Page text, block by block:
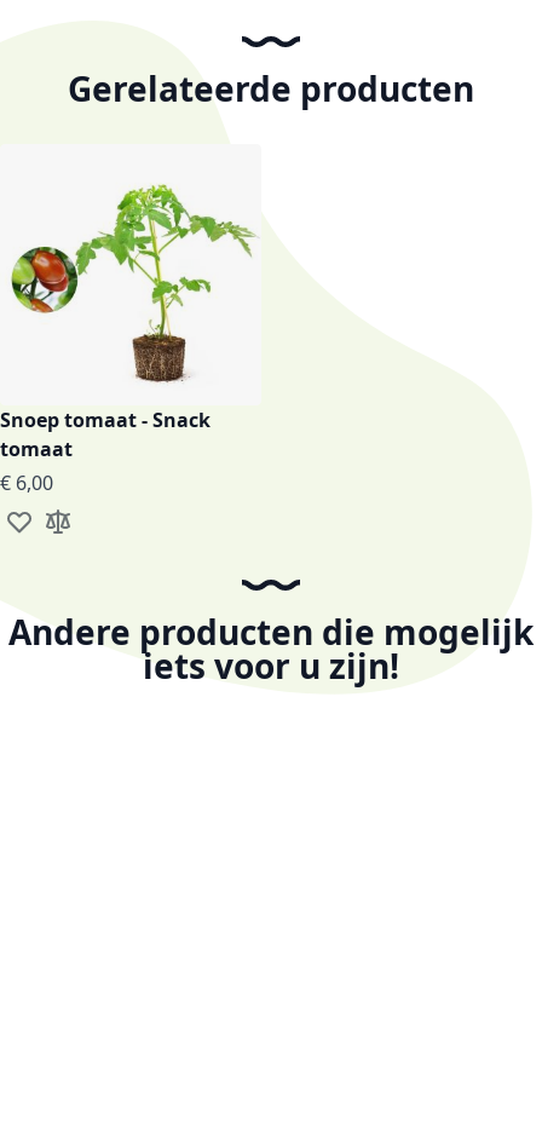
Gerelateerde producten
Snoep tomaat - Snack
tomaat
€ 6,00
Voeg toe aan verlanglijst
Toevoegen om te vergelijken
Andere producten die mogelijk
iets voor u zijn!